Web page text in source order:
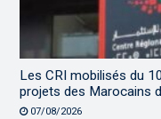
Les CRI mobilisés du
projets des Marocains
07/08/2026